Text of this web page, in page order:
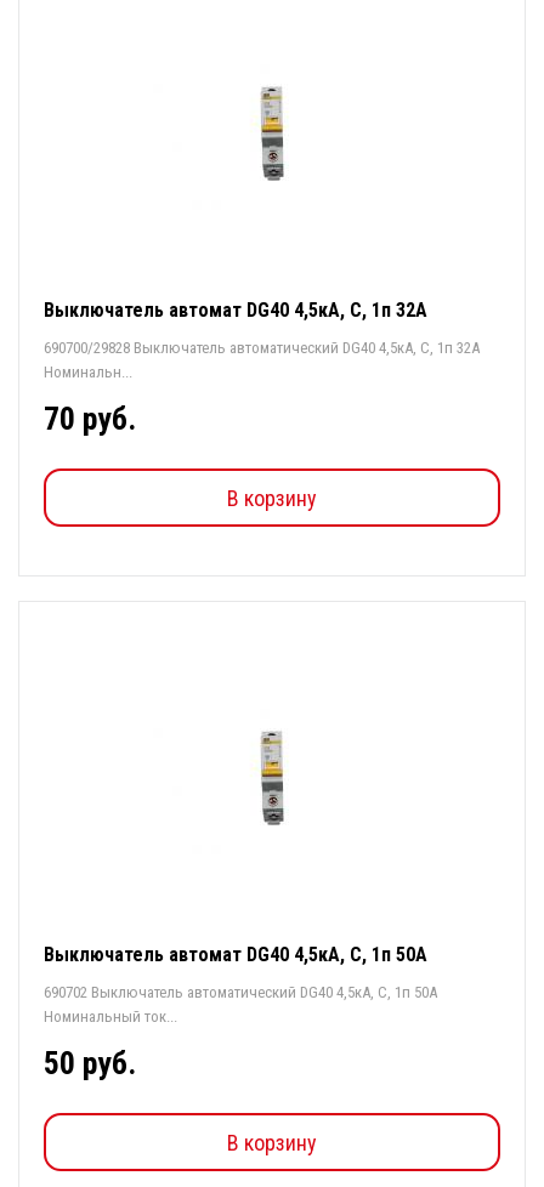
Выключатель автомат DG40 4,5кА, С, 1п 32А
690700/29828 Выключатель автоматический DG40 4,5кА, С, 1п 32А
Номинальн...
70 руб.
В корзину
Выключатель автомат DG40 4,5кА, С, 1п 50А
690702 Выключатель автоматический DG40 4,5кА, С, 1п 50А
Номинальный ток...
50 руб.
В корзину